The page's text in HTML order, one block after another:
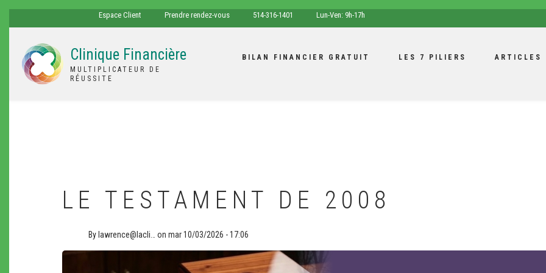
Aller
principal
espace
client
Espace Client Prendre rendez-vous tel
514-316-1401
opening
hours
Lun-Ven: 9h-17h
Clinique Financière
MULTIPLICATEUR DE
RÉUSSITE
BILAN FINANCIER GRATUIT LES 7 PILIERS ARTICLES
LE TESTAMENT DE 2008
By lawrence@lacli… on mar 10/03/2026 - 17:06